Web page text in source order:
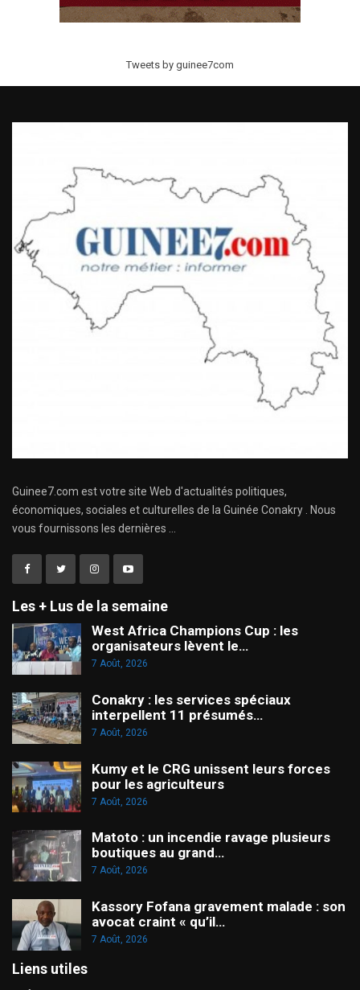
Tweets by guinee7com
Guinee7.com est votre site Web d'actualités politiques,
économiques, sociales et culturelles de la Guinée Conakry . Nous
vous fournissons les dernières ...
Les + Lus de la semaine
West Africa Champions Cup : les
organisateurs lèvent le…
7 Août, 2026
Conakry : les services spéciaux
interpellent 11 présumés…
7 Août, 2026
Kumy et le CRG unissent leurs forces
pour les agriculteurs
7 Août, 2026
Matoto : un incendie ravage plusieurs
boutiques au grand…
7 Août, 2026
Kassory Fofana gravement malade : son
avocat craint « qu’il…
7 Août, 2026
Liens utiles